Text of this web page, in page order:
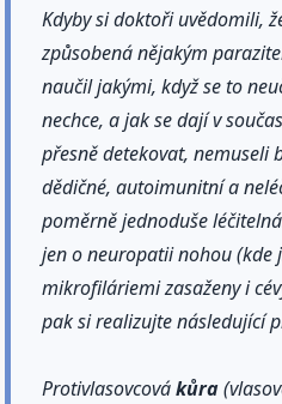
Kdyby si doktoři uvědomili,
způsobená nějakým
naučil jakými, když se to
nechce, a jak se dají v
přesně detekovat, nemuseli
dědičné, autoimunitní a
poměrně jednoduše
jen o neuropatii nohou (kde
mikrofiláriemi zasaženy i
pak si realizujte následující
Protivlasovcovákůra